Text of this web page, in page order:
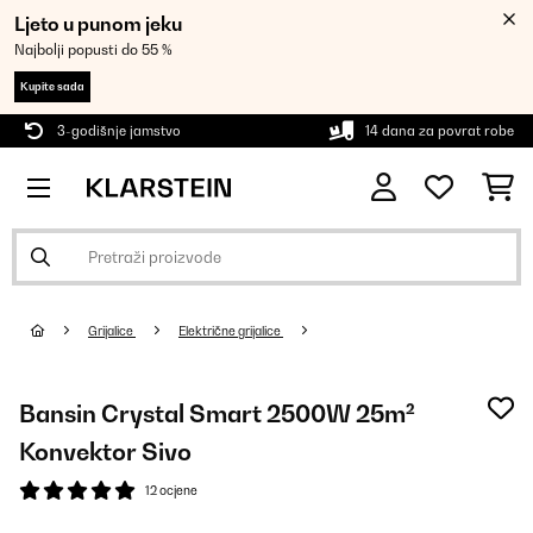
Ljeto u punom jeku
Najbolji popusti do 55 %
Kupite sada
3-godišnje jamstvo 14 dana za povrat robe
Grijalice Električne grijalice
Bansin Crystal Smart 2500W 25m²
Konvektor Sivo
12 ocjene